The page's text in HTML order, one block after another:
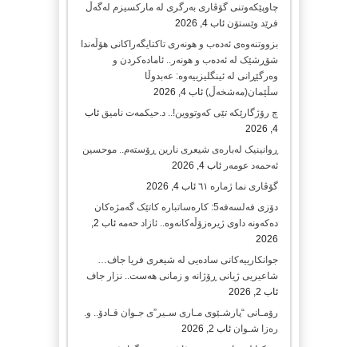
چاوپێکەوتنی گۆڤاری بەرگری لە مارکسیزم لەگەڵ
فرێد وێستۆن ئاب 4, 2026
بزووتنەوەی ئەدەب و هونەری تاکتایگەراکانی هۆڵەندا
شۆڕشێک لە ئەدەب و هونەر.. ئامادەکردن و
وەرگێڕانی لە ئینگلیزییەوە: عەبدوڵا
سڵێمان(مەشخەڵ) ئاب 4, 2026
چ رۆژگارێکە تێی کەوتووین!.. د.حیکمەت نامیق ئاب
4, 2026
ڕوانینیک لەبارەى شیعرى نارین ڕۆستەم.. موحسین
ئەحمەد عومەر ئاب 4, 2026
گۆڤاری نما ژمارە ٦١
ئاب 4, 2026
دۆزی فەلسەفە5: کارەساتبارە کاتێک گەمژەکان
دەکەونە داوی ژیرەزۆڵەکانەوە.. ئازاد حەمە
ئاب 2,
2026
جوانکارییەکانی سادەیی لە شیعری فریا جاف…
شاعیریی ژیانی ڕۆژانە و زمانی هەست.. نزار جاف
ئاب 2, 2026
رۆمـانی “پارشـێوی مـاری سـیر”ی جـوان قـادۆ.. و.
رەزا شـوان ئاب 2, 2026